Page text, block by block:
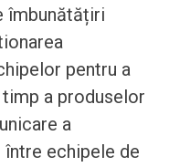
îmbunătățiri
pentru a
a produselor
a
echipele de